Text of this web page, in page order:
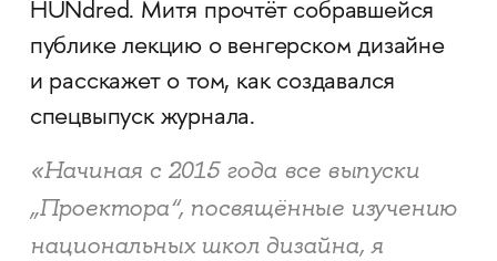
HUNdred. Митя прочтёт собравшейся
публике лекцию о венгерском дизайне
и расскажет о том, как создавался
спецвыпуск журнала.
«Начиная с 2015 года все выпуски
„Проектора“, посвящённые изучению
национальных школ дизайна, я